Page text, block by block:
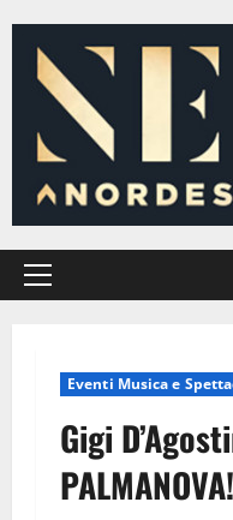
contenuto
Menu
Eventi Musica e
Gigi
PALMANOVA!